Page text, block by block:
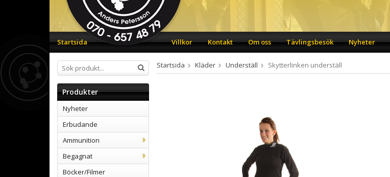
Startsida
Villkor Kontakt Om oss Tävlingsbesök Nyheter
Produkter
Nyheter
Erbudande
Ammunition
Begagnat
Böcker/Filmer
Startsida Kläder Underställ Skytterlinken underställ